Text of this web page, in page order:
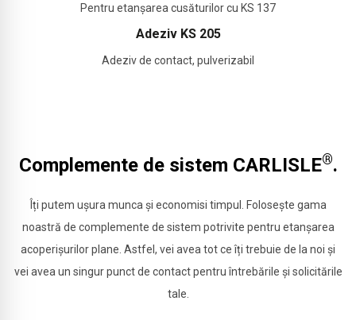
Pentru etanșarea cusăturilor cu KS 137
Adeziv KS 205
Adeziv de contact, pulverizabil
Complemente de sistem CARLISLE®.
Îți putem ușura munca și economisi timpul. Folosește gama
noastră de complemente de sistem potrivite pentru etanșarea
acoperișurilor plane. Astfel, vei avea tot ce îți trebuie de la noi și
vei avea un singur punct de contact pentru întrebările și solicitările
tale.